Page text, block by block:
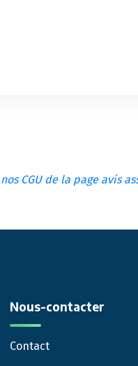
CGU de la page avis
Nous-contacter
Contact